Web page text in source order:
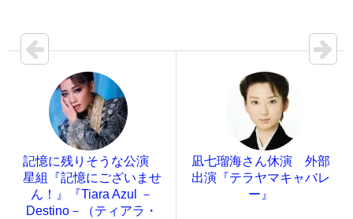
記憶に残りそうな公演
星組『記憶にございませ
ん！』『Tiara Azul －
Destino－（ティアラ・
凪七瑠海さん休演 外部
出演『テラヤマキャバレ
ー』